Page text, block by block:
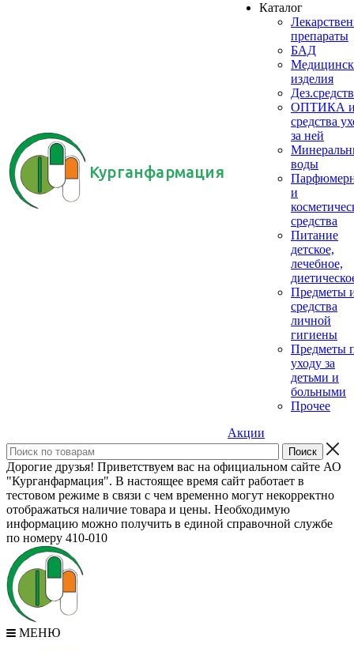
Курганфармация
Каталог
препараты
БАД
изделия
ОПТИКА
средства
за ней
воды
и
средства
Питание
детское,
лечебное,
Предметы
средства
личной
гигиены
Предметы
уходу за
детьми и
больными
Прочее
Акции
Дорогие друзья! Приветствуем вас на официальном сайте АО
"Курганфармация". В настоящее время сайт работает в
тестовом режиме в связи с чем временно могут некорректно
отображаться наличие товара и цены. Необходимую
информацию можно получить в единой справочной службе
по номеру 410-010
МЕНЮ